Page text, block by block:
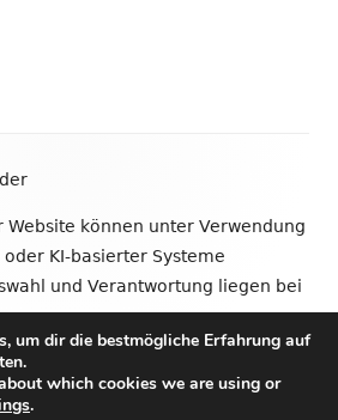
Website können unter Verwendung
KI-basierter Systeme
und Verantwortung liegen bei
um dir die bestmögliche Erfahrung auf
which cookies we are using or
.